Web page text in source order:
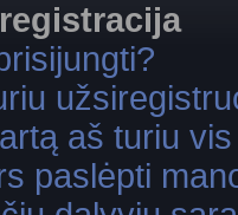
aš turiu
paslėpti